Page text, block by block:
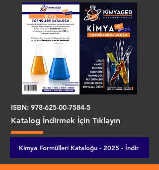
ISBN: 978-625-00-7584-5
Katalog İndirmek İçin Tıklayın
Kimya Formülleri Kataloğu - 2025 - İndir